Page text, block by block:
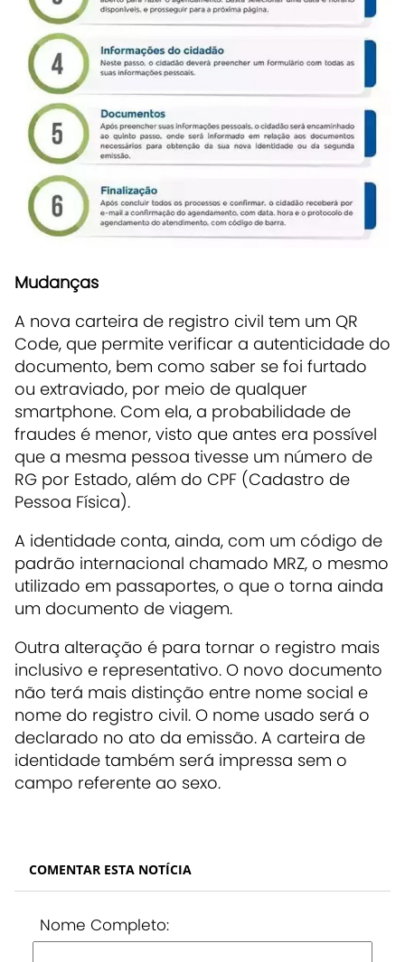
Mudanças
A nova carteira de registro civil tem um QR
Code, que permite verificar a autenticidade do
documento, bem como saber se foi furtado
ou extraviado, por meio de qualquer
smartphone. Com ela, a probabilidade de
fraudes é menor, visto que antes era possível
que a mesma pessoa tivesse um número de
RG por Estado, além do CPF (Cadastro de
Pessoa Física).
A identidade conta, ainda, com um código de
padrão internacional chamado MRZ, o mesmo
utilizado em passaportes, o que o torna ainda
um documento de viagem.
Outra alteração é para tornar o registro mais
inclusivo e representativo. O novo documento
não terá mais distinção entre nome social e
nome do registro civil. O nome usado será o
declarado no ato da emissão. A carteira de
identidade também será impressa sem o
campo referente ao sexo.
COMENTAR ESTA NOTÍCIA
Nome Completo: